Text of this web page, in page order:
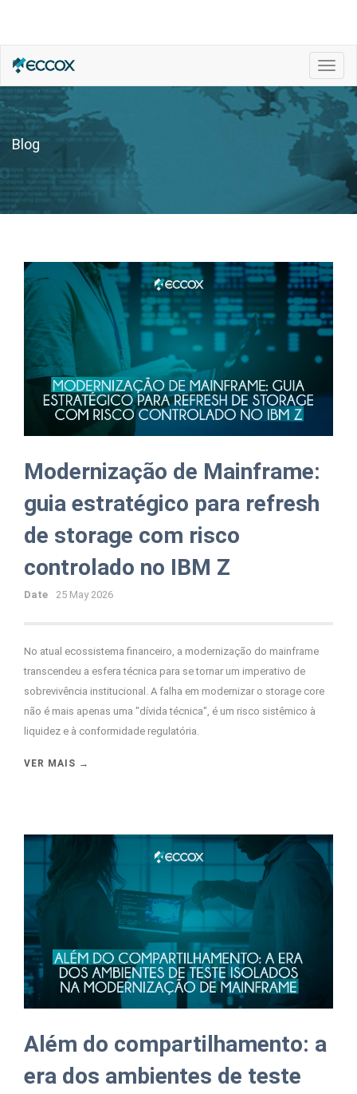
Blog
Modernização de Mainframe:
guia estratégico para refresh
de storage com risco
controlado no IBM Z
Date 25 May 2026
No atual ecossistema financeiro, a modernização do mainframe
transcendeu a esfera técnica para se tornar um imperativo de
sobrevivência institucional. A falha em modernizar o storage core
não é mais apenas uma "dívida técnica", é um risco sistêmico à
liquidez e à conformidade regulatória.
VER MAIS →
Além do compartilhamento: a
era dos ambientes de teste